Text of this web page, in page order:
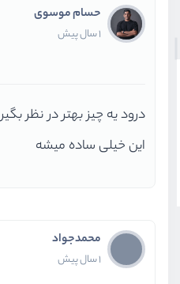
حسام موسوی
1 سال پیش
درود یه چیز بهتر در نظر بگیر
این خیلی ساده میشه
محمدجواد
1 سال پیش